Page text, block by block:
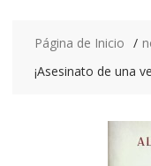
Página de Inicio
¡Asesinato de una